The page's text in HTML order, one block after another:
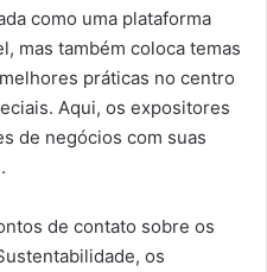
como uma plataforma
mas também coloca temas
práticas no centro
Aqui, os expositores
de negócios com suas
de contato sobre os
os